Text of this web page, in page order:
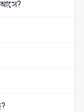
আসে?